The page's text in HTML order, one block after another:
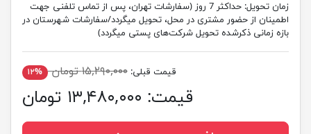
زمان تحویل:
حداکثر 7 روز (سفارشات تهران، پس از تماس تلفنی جهت
اطمینان از حضور مشتری در محل، تحویل میگردد/سفارشات شهرستان در
بازه زمانی ذکرشده تحویل شرکت‌های پستی میگردد)
قیمت قبلی: ۱۵,۲۹۰,۰۰۰ تومان ۱۲%
قیمت: ۱۳,۴۸۰,۰۰۰ تومان